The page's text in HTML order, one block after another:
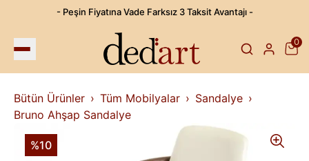
- Peşin Fiyatına Vade Farksız 3 Taksit Avantajı -
0
Bütün Ürünler Tüm Mobilyalar
Sandalye
Bruno Ahşap Sandalye
%10